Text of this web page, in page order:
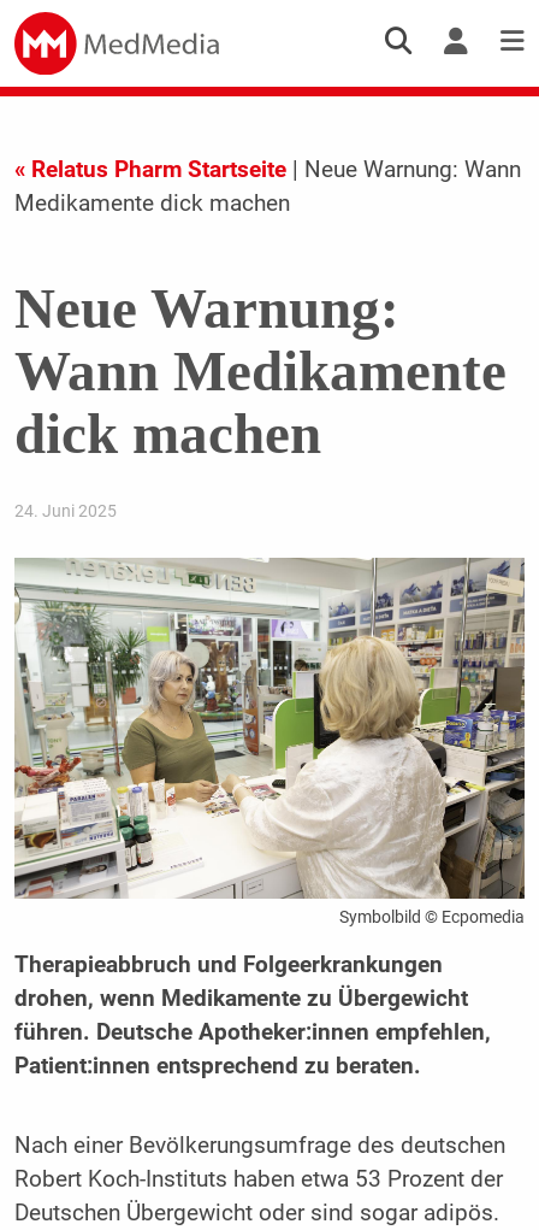
« Relatus Pharm Startseite| Neue Warnung: Wann
Medikamente dick machen
Neue Warnung:
Wann Medikamente
dick machen
24. Juni 2025
Symbolbild © Ecpomedia
Therapieabbruch und Folgeerkrankungen
drohen, wenn Medikamente zu Übergewicht
führen. Deutsche Apotheker:innen empfehlen,
Patient:innen entsprechend zu beraten.
Nach einer Bevölkerungsumfrage des deutschen
Robert Koch-Instituts haben etwa 53 Prozent der
Deutschen Übergewicht oder sind sogar adipös.